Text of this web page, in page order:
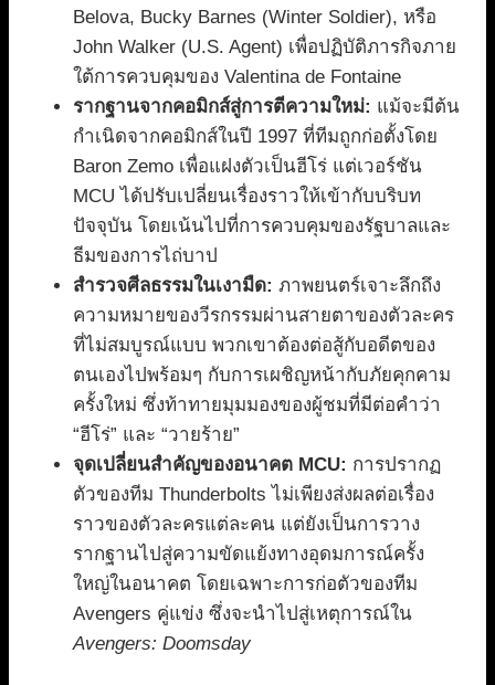
Belova, Bucky Barnes (Winter Soldier), หรือ
John Walker (U.S. Agent) เพื่อปฏิบัติภารกิจภาย
ใต้การควบคุมของ Valentina de Fontaine
รากฐานจากคอมิกส์สู่การตีความใหม่: แม้จะมีต้น
กำเนิดจากคอมิกส์ในปี 1997 ที่ทีมถูกก่อตั้งโดย
Baron Zemo เพื่อแฝงตัวเป็นฮีโร่ แต่เวอร์ชัน
MCU ได้ปรับเปลี่ยนเรื่องราวให้เข้ากับบริบท
ปัจจุบัน โดยเน้นไปที่การควบคุมของรัฐบาลและ
ธีมของการไถ่บาป
สำรวจศีลธรรมในเงามืด: ภาพยนตร์เจาะลึกถึง
ความหมายของวีรกรรมผ่านสายตาของตัวละคร
ที่ไม่สมบูรณ์แบบ พวกเขาต้องต่อสู้กับอดีตของ
ตนเองไปพร้อมๆ กับการเผชิญหน้ากับภัยคุกคาม
ครั้งใหม่ ซึ่งท้าทายมุมมองของผู้ชมที่มีต่อคำว่า
“ฮีโร่” และ “วายร้าย”
จุดเปลี่ยนสำคัญของอนาคต MCU: การปรากฏ
ตัวของทีม Thunderbolts ไม่เพียงส่งผลต่อเรื่อง
ราวของตัวละครแต่ละคน แต่ยังเป็นการวาง
รากฐานไปสู่ความขัดแย้งทางอุดมการณ์ครั้ง
ใหญ่ในอนาคต โดยเฉพาะการก่อตัวของทีม
Avengers คู่แข่ง ซึ่งจะนำไปสู่เหตุการณ์ใน
Avengers: Doomsday